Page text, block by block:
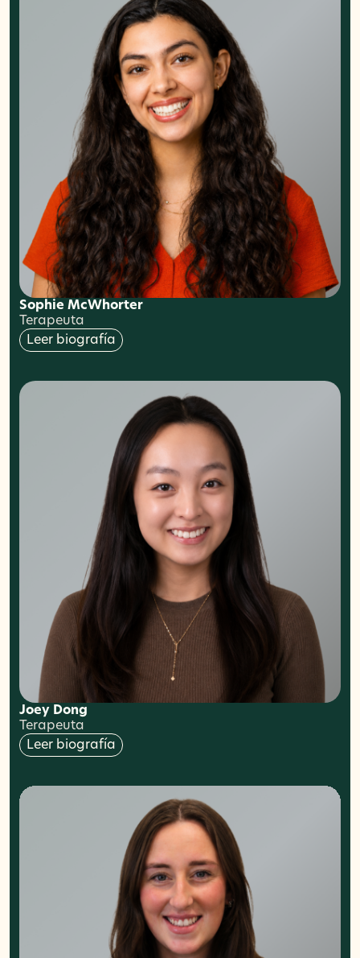
Sophie McWhorter
Terapeuta
Leer biografía
Joey Dong
Terapeuta
Leer biografía